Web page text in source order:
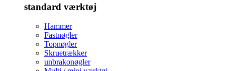
standard værktøj
Hammer
Fastnøgler
Topnøgler
Skruetrækker
unbrakonøgler